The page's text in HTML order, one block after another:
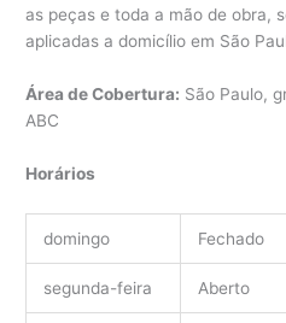
as peças e toda a mão de obra,
aplicadas a domicílio em São
Área de Cobertura: São Paulo,
ABC
Horários
domingo Fechado
segunda-feira Aberto